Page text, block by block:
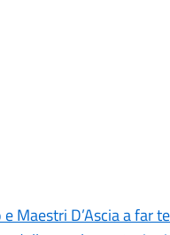
Maestri D’Ascia a far